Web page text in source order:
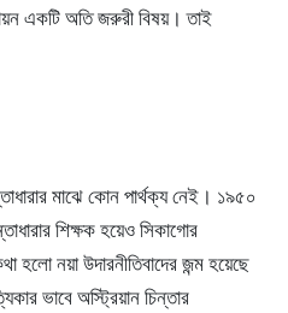
একটি অতি জরুরী বিষয়। তাই
মাঝে কোন পার্থক্য নেই। ১৯৫০
শিক্ষক হয়েও সিকাগোর
হলো নয়া উদারনীতিবাদের জন্ম হয়েছে
ভাবে অস্ট্রিয়ান চিন্তার